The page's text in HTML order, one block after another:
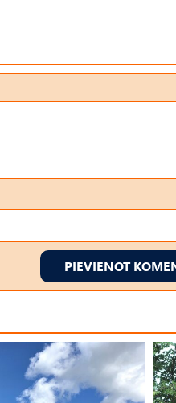
PIEVIENOT